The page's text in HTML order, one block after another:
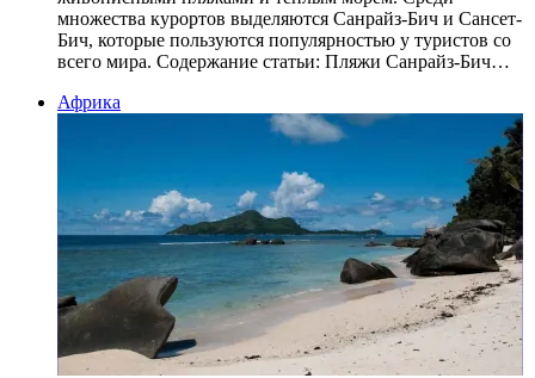
множества курортов выделяются Санрайз-Бич и Сансет-
Бич, которые пользуются популярностью у туристов со
всего мира. Содержание статьи: Пляжи Санрайз-Бич…
Африка